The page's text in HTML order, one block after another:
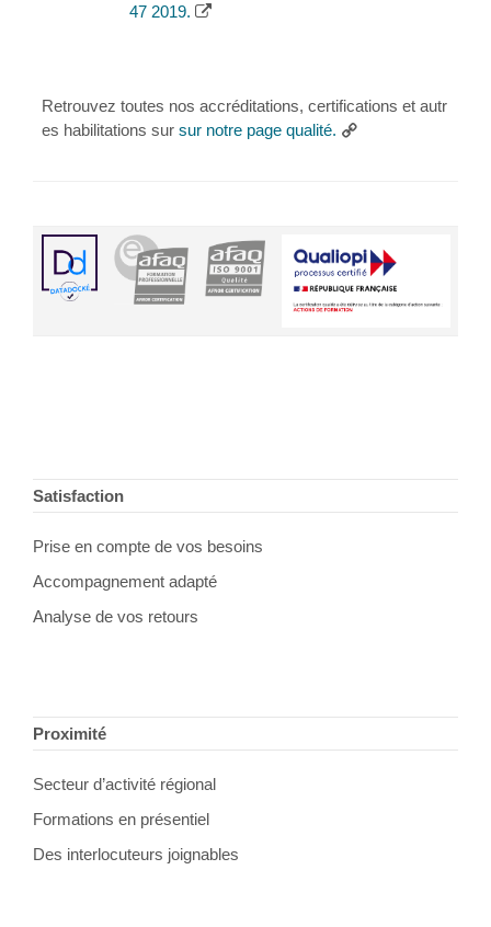
47 2019.
Retrouvez toutes nos accréditations, certifications et autr
es habilitations sur sur notre page qualité.
Footer
Satisfaction
Prise en compte de vos besoins
Accompagnement adapté
Analyse de vos retours
Proximité
Secteur d’activité régional
Formations en présentiel
Des interlocuteurs joignables